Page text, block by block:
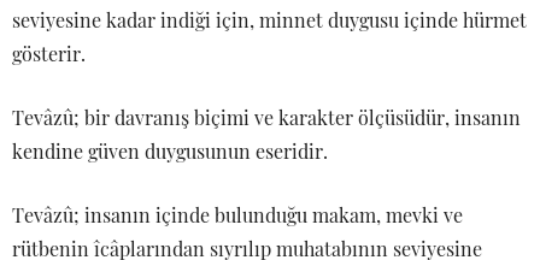
seviyesine kadar indiği için, minnet duygusu içinde hürmet
gösterir.
Tevâzû; bir davranış biçimi ve karakter ölçüsüdür, insanın
kendine güven duygusunun eseridir.
Tevâzû; insanın içinde bulunduğu makam, mevki ve
rütbenin îcâplarından sıyrılıp muhatabının seviyesine